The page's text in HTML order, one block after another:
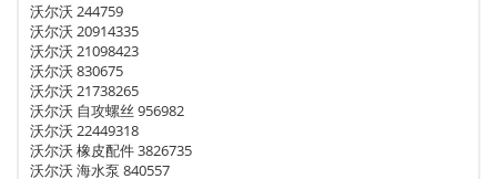
沃尔沃 244759
沃尔沃 20914335
沃尔沃 21098423
沃尔沃 830675
沃尔沃 21738265
沃尔沃 自攻螺丝 956982
沃尔沃 22449318
沃尔沃 橡皮配件 3826735
沃尔沃 海水泵 840557